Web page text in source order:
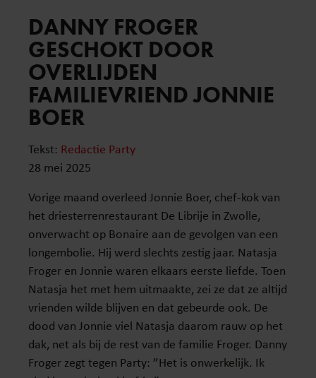
DANNY FROGER
GESCHOKT DOOR
OVERLIJDEN
FAMILIEVRIEND JONNIE
BOER
Tekst: Redactie Party
28 mei 2025
Vorige maand overleed Jonnie Boer, chef-kok van
het driesterrenrestaurant De Librije in Zwolle,
onverwacht op Bonaire aan de gevolgen van een
longembolie. Hij werd slechts zestig jaar. Natasja
Froger en Jonnie waren elkaars eerste liefde. Toen
Natasja het met hem uitmaakte, zei ze dat ze altijd
vrienden wilde blijven en dat gebeurde ook. De
dood van Jonnie viel Natasja daarom rauw op het
dak, net als bij de rest van de familie Froger. Danny
Froger zegt tegen Party: ”Het is onwerkelijk. Ik